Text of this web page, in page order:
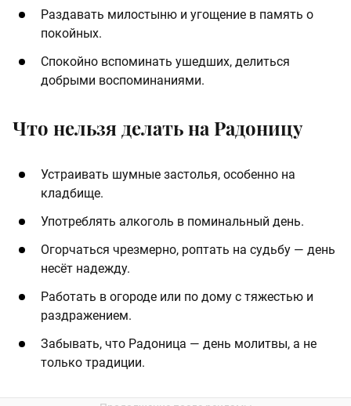
Раздавать милостыню и угощение в память о
покойных.
Спокойно вспоминать ушедших, делиться
добрыми воспоминаниями.
Что нельзя делать на Радоницу
Устраивать шумные застолья, особенно на
кладбище.
Употреблять алкоголь в поминальный день.
Огорчаться чрезмерно, роптать на судьбу — день
несёт надежду.
Работать в огороде или по дому с тяжестью и
раздражением.
Забывать, что Радоница — день молитвы, а не
только традиции.